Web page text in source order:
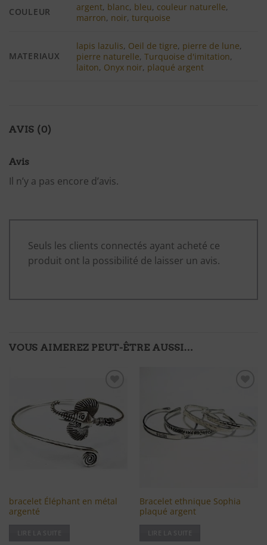
COULEUR argent, blanc, bleu, couleur naturelle,
marron, noir,turquoise
MATERIAUX
lapis lazulis, Oeil de tigre, pierre de lune,
pierre naturelle,Turquoise d'imitation,
laiton, Onyx noir, plaqué argent
AVIS (0)
Avis
Il n’y a pas encore d’avis.
Seuls les clients connectés ayant acheté ce
produit ont la possibilité de laisser un avis.
VOUS AIMEREZ PEUT-ÊTRE AUSSI…
à ma
d'envies
bracelet Éléphant en métal
argenté
liste
d'envies
Bracelet ethnique Sophia
plaqué argent